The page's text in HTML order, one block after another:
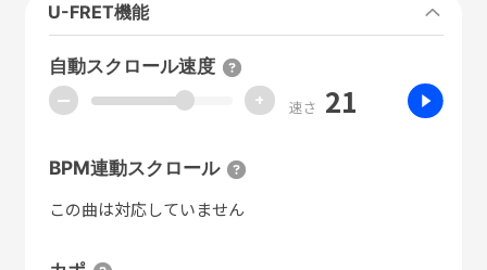
U-FRET機能
自動スクロール速度
ー + 速さ 21
BPM連動スクロール
この曲は対応していません